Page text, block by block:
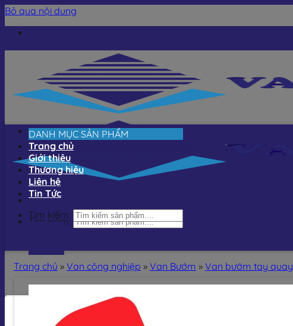
Bỏ qua nội dung
Tìm kiếm:
DANH MỤC SẢN PHẨM
Trang chủ
Giới thiệu
Thương hiệu
Liên hệ
Tin Tức
Tìm kiếm:
Trang chủ » Van công nghiệp » Van Bướm » Van bướm tay quay